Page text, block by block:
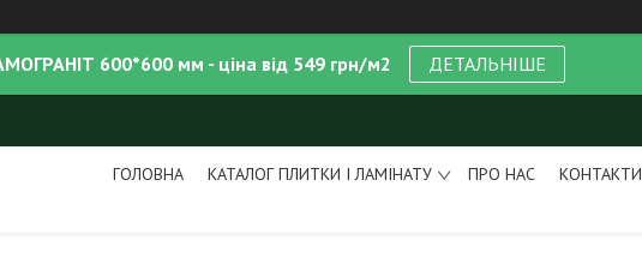
600*600 мм - ціна від 549 грн/м2 ДЕТАЛЬНІШЕ
ГОЛОВНА КАТАЛОГ ПЛИТКИ І ЛАМІНАТУ ПРО НАС КОНТАКТИ